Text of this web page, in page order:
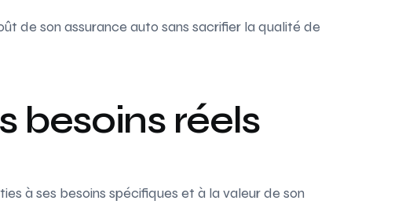
de son assurance auto sans sacrifier la qualité de
besoins réels
à ses besoins spécifiques et à la valeur de son